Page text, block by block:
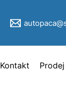
Kontakt
ý
r